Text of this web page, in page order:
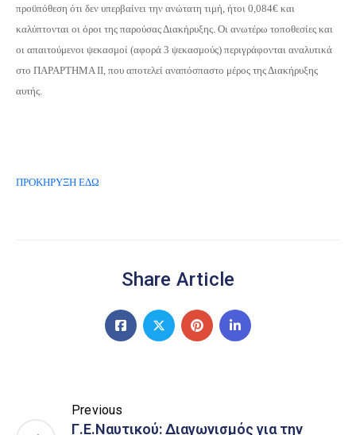
προϋπόθεση ότι δεν υπερβαίνει την ανώτατη τιμή, ήτοι 0,084€ και
καλύπτονται οι όροι της παρούσας Διακήρυξης. Οι ανωτέρω τοποθεσίες και
οι απαιτούμενοι ψεκασμοί (αφορά 3 ψεκασμούς) περιγράφονται αναλυτικά
στο ΠΑΡΑΡΤΗΜΑ ΙΙ, που αποτελεί αναπόσπαστο μέρος της Διακήρυξης
αυτής.
ΠΡΟΚΗΡΥΞΗ ΕΔΩ
Share Article
Previous
Γ.Ε.Ναυτικού: Διαγωνισμός για την